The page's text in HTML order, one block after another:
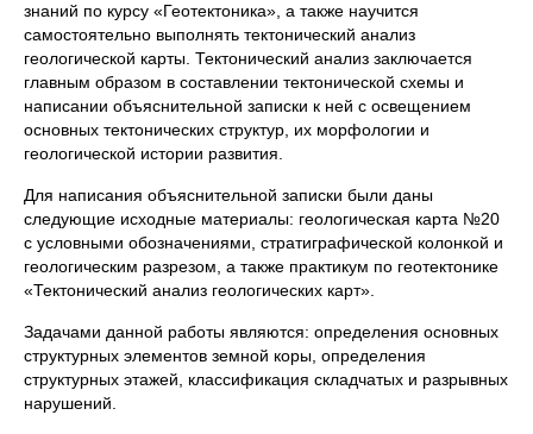
знаний по курсу «Геотектоника», а также научится
самостоятельно выполнять тектонический анализ
геологической карты. Тектонический анализ заключается
главным образом в составлении тектонической схемы и
написании объяснительной записки к ней с освещением
основных тектонических структур, их морфологии и
геологической истории развития.
Для написания объяснительной записки были даны
следующие исходные материалы: геологическая карта №20
с условными обозначениями, стратиграфической колонкой и
геологическим разрезом, а также практикум по геотектонике
«Тектонический анализ геологических карт».
Задачами данной работы являются: определения основных
структурных элементов земной коры, определения
структурных этажей, классификация складчатых и разрывных
нарушений.